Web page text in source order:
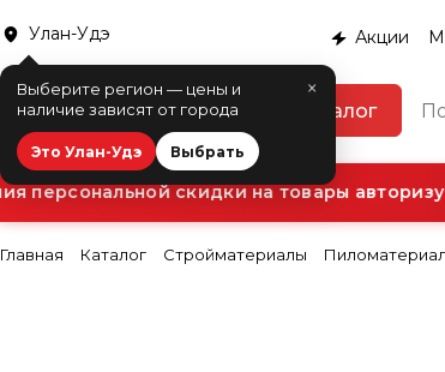
Улан-Удэ
×
Выберите регион — цены и
наличие зависят от города
Это Улан-Удэ Выбрать
Акции
Каталог
персональной скидки на товары
Главная Каталог Стройматериалы